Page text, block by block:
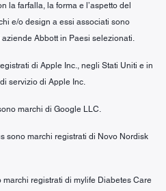
la farfalla, la forma e l’aspetto del
e/o design a essi associati sono
Abbott in Paesi selezionati.
di Apple Inc., negli Stati Uniti e in
servizio di Apple Inc.
marchi di Google LLC.
sono marchi registrati di Novo Nordisk
registrati di mylife Diabetes Care